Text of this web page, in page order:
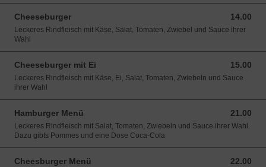
Cheeseburger 14.00
14.00 CHF
Leckeres Rindfleisch mit Käse, Salat, Tomaten, Zwiebel und Sauce ihrer
Wahl
Cheeseburger mit Ei 15.00
15.00 CHF
Leckeres Rindfleisch mit Käse, Ei, Salat, Tomaten, Zwiebeln und Sauce
ihrer Wahl
Hamburger Menü 21.00
21.00 CHF
Leckeres Rindfleisch mit Salat, Tomaten, Zwiebeln und Sauce ihrer Wahl.
Dazu gibts Pommes und eine Dose Coca-Cola
Cheesburger Menü 22.00
22.00 CHF